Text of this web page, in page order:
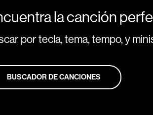
la canción
por tecla, tema, tempo, y
BUSCADOR DE CANCIONES